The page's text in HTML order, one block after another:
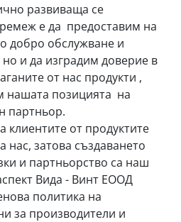
развиваща се
е да предоставим на
добро обслужване и
и да изградим доверие в
от нас продукти ,
нашата позицията на
партньор.
клиентите от продуктите
нас, затова създаването
и партньорство са наш
Вида - Винт ЕООД
политика на
за производители и